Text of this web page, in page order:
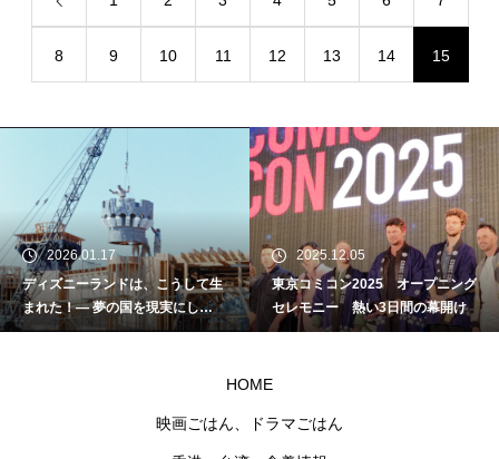
8 9 10 11 12 13 14 15
2026.01.17
ディズニーランドは、こうして生
まれた！― 夢の国を現実にし
た“名もなきクラフトマン”たちの
2025.12.05
東京コミコン2025 オープニング
セレモニー 熱い3日間の幕開け
HOME
映画ごはん、ドラマごはん